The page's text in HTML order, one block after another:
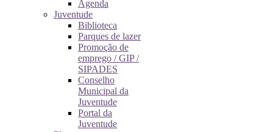
Agenda
Juventude
Biblioteca
Parques de lazer
Promoção de
emprego / GIP /
SIPADES
Conselho
Municipal da
Juventude
Portal da
Juventude